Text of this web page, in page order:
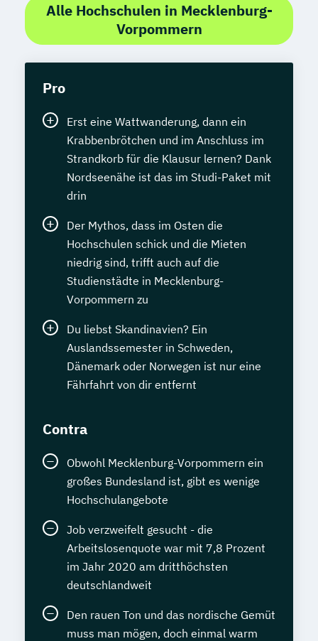
Alle Hochschulen in Mecklenburg-
Vorpommern
Pro
Erst eine Wattwanderung, dann ein
Krabbenbrötchen und im Anschluss im
Strandkorb für die Klausur lernen? Dank
Nordseenähe ist das im Studi-Paket mit
drin
Der Mythos, dass im Osten die
Hochschulen schick und die Mieten
niedrig sind, trifft auch auf die
Studienstädte in Mecklenburg-
Vorpommern zu
Du liebst Skandinavien? Ein
Auslandssemester in Schweden,
Dänemark oder Norwegen ist nur eine
Fährfahrt von dir entfernt
Contra
Obwohl Mecklenburg-Vorpommern ein
großes Bundesland ist, gibt es wenige
Hochschulangebote
Job verzweifelt gesucht - die
Arbeitslosenquote war mit 7,8 Prozent
im Jahr 2020 am dritthöchsten
deutschlandweit
Den rauen Ton und das nordische Gemüt
muss man mögen, doch einmal warm